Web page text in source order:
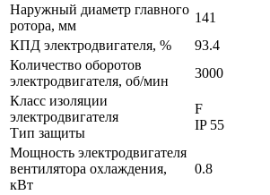
Наружный диаметр главного
ротора, мм
141
КПД электродвигателя, %
93.4
Количество оборотов
электродвигателя, об/мин
3000
Класс изоляции
электродвигателя
Тип защиты
F
IP 55
Мощность электродвигателя
вентилятора охлаждения,
кВт
0.8